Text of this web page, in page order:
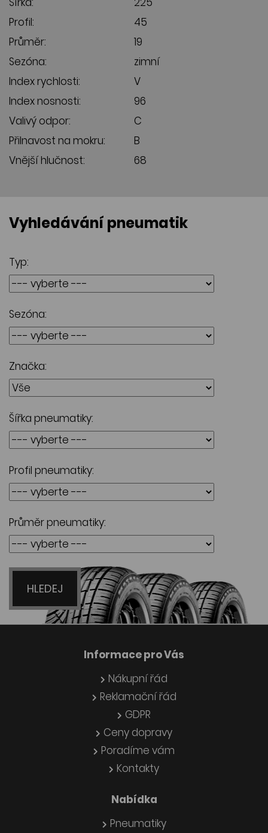
Profil:
45
Průměr:
19
Sezóna:
zimní
Index rychlosti:
V
Index nosnosti:
96
Valivý odpor:
C
Přilnavost na mokru:
B
Vnější hlučnost:
68
Vyhledávání pneumatik
Typ:
Sezóna:
Značka:
Šířka pneumatiky:
Profil pneumatiky:
Průměr pneumatiky:
HLEDEJ
Informace pro Vás
Nákupní řád
Reklamační řád
GDPR
Ceny dopravy
Poradíme vám
Kontakty
Nabídka
Pneumatiky